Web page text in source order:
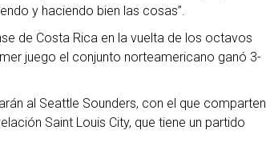
y haciendo bien las cosas”.
de Costa Rica en la vuelta de los octavos
juego el conjunto norteamericano ganó 3-
al Seattle Sounders, con el que comparten
Saint Louis City, que tiene un partido